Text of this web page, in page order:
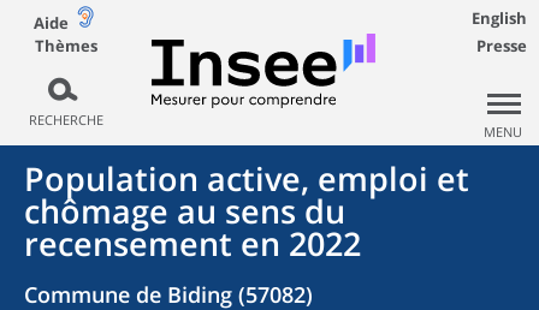
Aide
Thèmes
RECHERCHE
English
Presse
MENU
Population active, emploi et
chômage au sens du
recensement en 2022
Commune de Biding (57082)